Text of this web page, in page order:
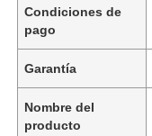
Condiciones de
pago
Garantía
Nombre del
producto